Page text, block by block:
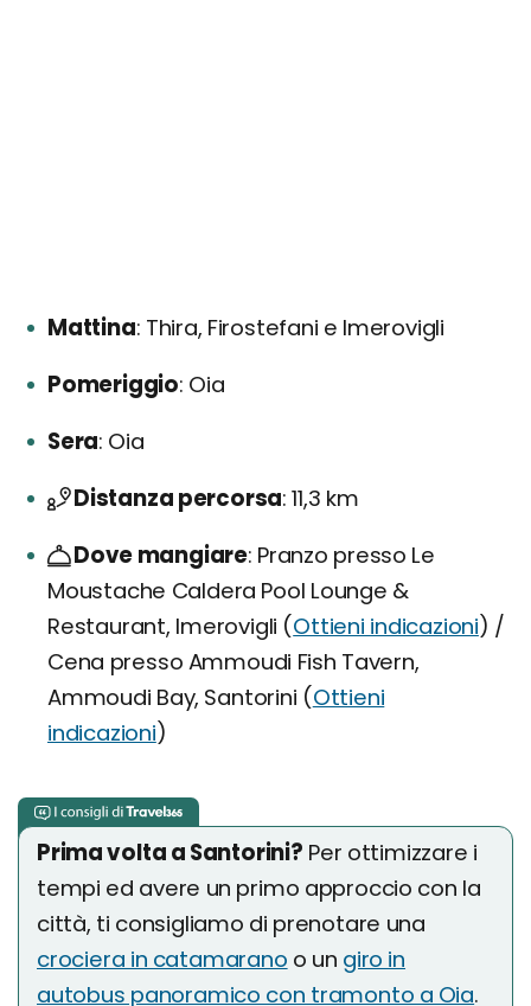
Mattina Thira, Firostefani e Imerovigli
Pomeriggio Oia
Sera Oia
Distanza percorsa 11,3 km
Dove mangiare Pranzo presso Le
Moustache Caldera Pool Lounge &
Restaurant, Imerovigli (Ottieni indicazioni) /
Cena presso Ammoudi Fish Tavern,
Ammoudi Bay, Santorini (Ottieni
indicazioni)
Prima volta a Santorini? Per ottimizzare i
tempi ed avere un primo approccio con la
città, ti consigliamo di prenotare una
crociera in catamarano o un giro in
autobus panoramico con tramonto a Oia.